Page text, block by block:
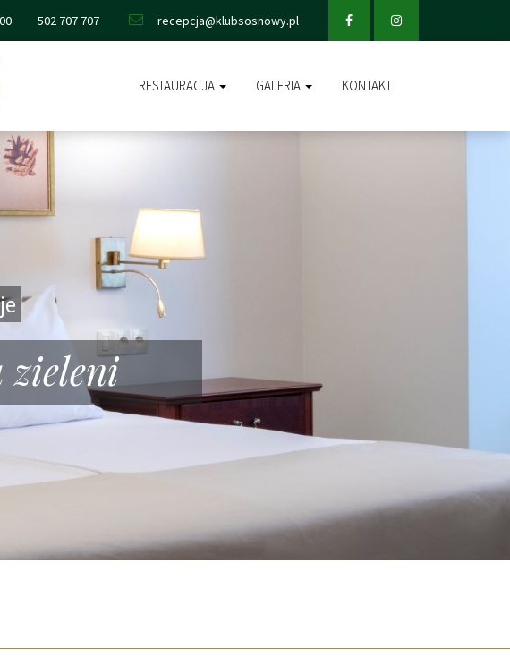
502 707 707 recepcja@klubsosnowy.pl FacebookInstagram
RESTAURACJA GALERIA KONTAKT
zieleni